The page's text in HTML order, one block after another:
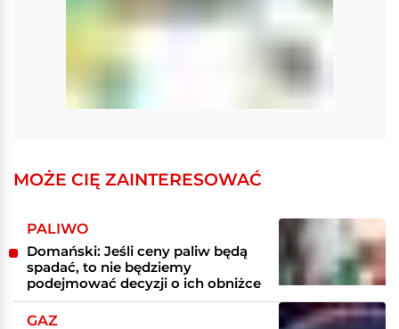
MOŻE CIĘ ZAINTERESOWAĆ
PALIWO
Domański: Jeśli ceny paliw będą
spadać, to nie będziemy
podejmować decyzji o ich obniżce
GAZ